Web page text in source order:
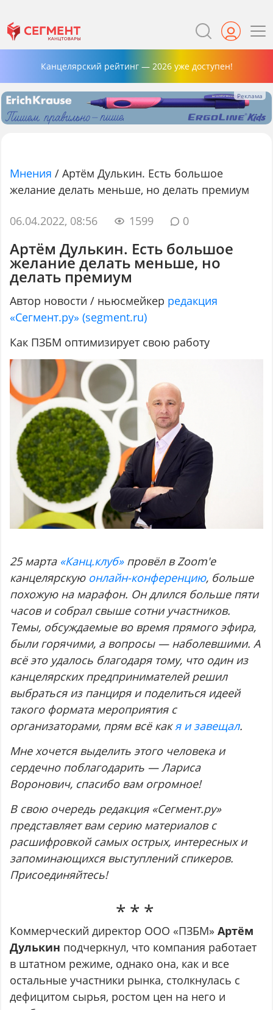
Канцелярский рейтинг — 2026 уже доступен!
Мнения / Артём Дулькин. Есть большое
желание делать меньше, но делать премиум
06.04.2022, 08:56 1599 0
Артём Дулькин. Есть большое
желание делать меньше, но
делать премиум
Автор новости / ньюсмейкер редакция
«Сегмент.ру» (segment.ru)
Как ПЗБМ оптимизирует свою работу
25 марта «Канц.клуб»провёл в Zoom'е
канцелярскую онлайн-конференцию, больше
похожую на марафон. Он длился больше пяти
часов и собрал свыше сотни участников.
Темы, обсуждаемые во время прямого эфира,
были горячими, а вопросы — наболевшими. А
всё это удалось благодаря тому, что один из
канцелярских предпринимателей решил
выбраться из панциря и поделиться идеей
такого формата мероприятия с
организаторами, прям всё какя и завещал.
Мне хочется выделить этого человека и
сердечно поблагодарить — Лариса
Воронович, спасибо вам огромное!
В свою очередь редакция «Сегмент.ру»
представляет вам серию материалов с
расшифровкой самых острых, интересных и
запоминающихся выступлений спикеров.
Присоединяйтесь!
Коммерческий директор ООО «ПЗБМ»Артём
Дулькин подчеркнул, что компания работает
в штатном режиме, однако она, как и все
остальные участники рынка, столкнулась с
дефицитом сырья, ростом цен на него и